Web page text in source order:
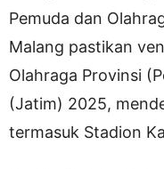
Pemuda dan
Malang pastikan
Olahraga Provinsi
(Jatim) 2025,
termasuk Stadion